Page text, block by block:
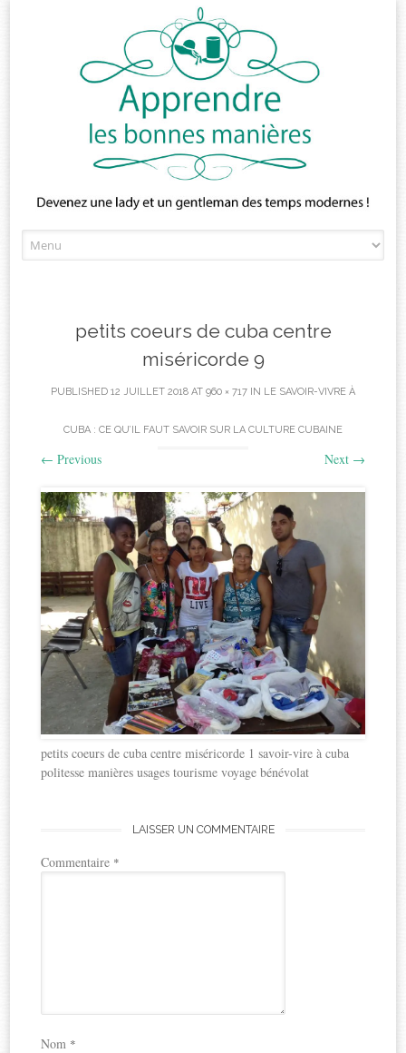
to
petits coeurs de cuba centre
miséricorde 9
PUBLISHED 12 JUILLET 2018 AT 960 × 717 IN LE SAVOIR-VIVRE À
CUBA : CE QU’IL FAUT SAVOIR SUR LA CULTURE CUBAINE
← Previous Next →
petits coeurs de cuba centre miséricorde 1 savoir-vire à cuba
politesse manières usages tourisme voyage bénévolat
LAISSER UN COMMENTAIRE
Commentaire *
Nom *